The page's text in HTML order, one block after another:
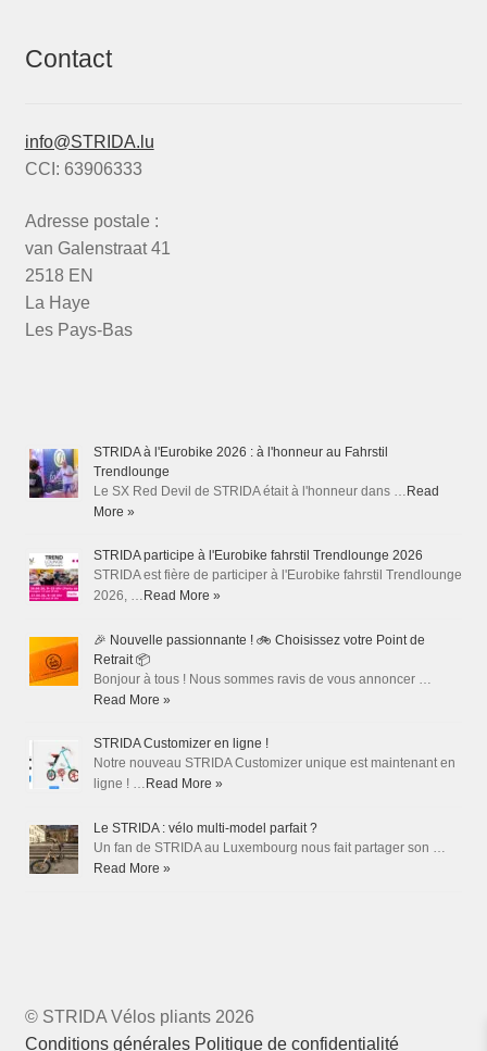
Contact
info@STRIDA.lu
CCI: 63906333
Adresse postale :
van Galenstraat 41
2518 EN
La Haye
Les Pays-Bas
STRIDA à l'Eurobike 2026 : à l'honneur au Fahrstil
Trendlounge
Le SX Red Devil de STRIDA était à l'honneur dans … Read
More »
STRIDA participe à l'Eurobike fahrstil Trendlounge 2026
STRIDA est fière de participer à l'Eurobike fahrstil Trendlounge
2026, … Read More »
🎉 Nouvelle passionnante ! 🚲 Choisissez votre Point de
Retrait 📦
Bonjour à tous ! Nous sommes ravis de vous annoncer …
Read More »
STRIDA Customizer en ligne !
Notre nouveau STRIDA Customizer unique est maintenant en
ligne ! … Read More »
Le STRIDA : vélo multi-model parfait ?
Un fan de STRIDA au Luxembourg nous fait partager son …
Read More »
© STRIDA Vélos pliants 2026
Conditions générales Politique de confidentialité